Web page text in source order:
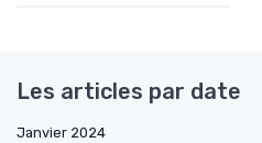
Les articles par date
Janvier 2024